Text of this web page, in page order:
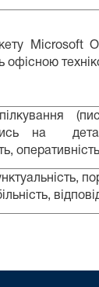
Microsoft
офісною
на